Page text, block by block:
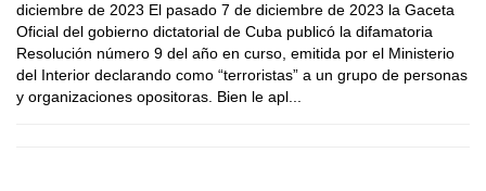
diciembre de 2023 El pasado 7 de diciembre de 2023 la Gaceta
Oficial del gobierno dictatorial de Cuba publicó la difamatoria
Resolución número 9 del año en curso, emitida por el Ministerio
del Interior declarando como “terroristas” a un grupo de personas
y organizaciones opositoras. Bien le apl...